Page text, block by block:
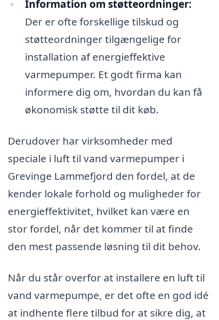
Information om støtteordninger:
Der er ofte forskellige tilskud og
støtteordninger tilgængelige for
installation af energieffektive
varmepumper. Et godt firma kan
informere dig om, hvordan du kan få
økonomisk støtte til dit køb.
Derudover har virksomheder med
speciale i luft til vand varmepumper i
Grevinge Lammefjord den fordel, at de
kender lokale forhold og muligheder for
energieffektivitet, hvilket kan være en
stor fordel, når det kommer til at finde
den mest passende løsning til dit behov.
Når du står overfor at installere en luft til
vand varmepumpe, er det ofte en god idé
at indhente flere tilbud for at sikre dig, at